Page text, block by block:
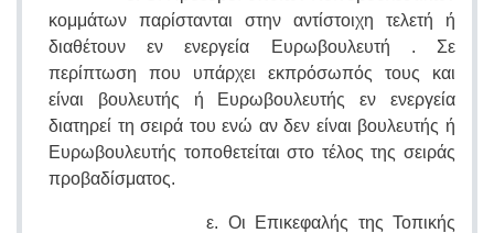
κομμάτων παρίστανται στην αντίστοιχη τελετή ή
διαθέτουν εν ενεργεία Ευρωβουλευτή . Σε
περίπτωση που υπάρχει εκπρόσωπός τους και
είναι βουλευτής ή Ευρωβουλευτής εν ενεργεία
διατηρεί τη σειρά του ενώ αν δεν είναι βουλευτής ή
Ευρωβουλευτής τοποθετείται στο τέλος της σειράς
προβαδίσματος.
ε. Οι Επικεφαλής της Τοπικής